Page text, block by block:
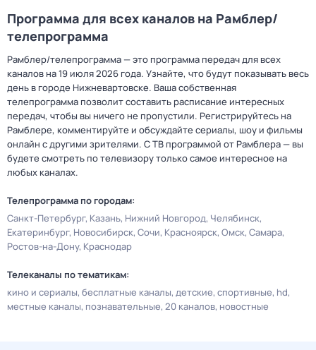
Программа для всех каналов на Рамблер/
телепрограмма
Рамблер/телепрограмма — это программа передач для всех
каналов на 19 июля 2026 года. Узнайте, что будут показывать весь
день в городе Нижневартовске. Ваша собственная
телепрограмма позволит составить расписание интересных
передач, чтобы вы ничего не пропустили. Регистрируйтесь на
Рамблере, комментируйте и обсуждайте сериалы, шоу и фильмы
онлайн с другими зрителями. С ТВ программой от Рамблера — вы
будете смотреть по телевизору только самое интересное на
любых каналах.
Телепрограмма по городам:
Санкт-Петербург Казань Нижний Новгород Челябинск
Екатеринбург Новосибирск Сочи Красноярск Омск Самара
Ростов-на-Дону Краснодар
Телеканалы по тематикам:
кино и сериалы бесплатные каналы детские спортивные hd
местные каналы познавательные 20 каналов новостные